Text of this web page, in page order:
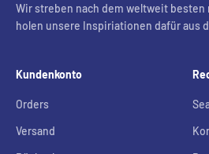
Wir streben nach dem weltweit besten
holen unsere Inspiriationen dafür aus
Kundenkonto
Orders
Versand